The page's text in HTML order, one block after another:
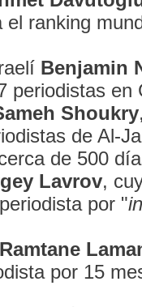
el ranking
Benjamin
periodistas en
Shoukry
de Al-
de 500
Lavrov,
por "
Ramtane
por 15